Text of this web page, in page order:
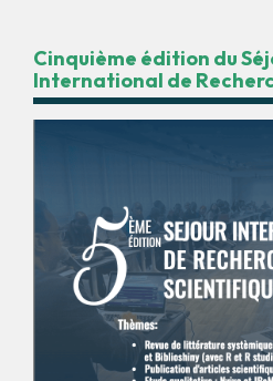
Cinquième édition du
International de